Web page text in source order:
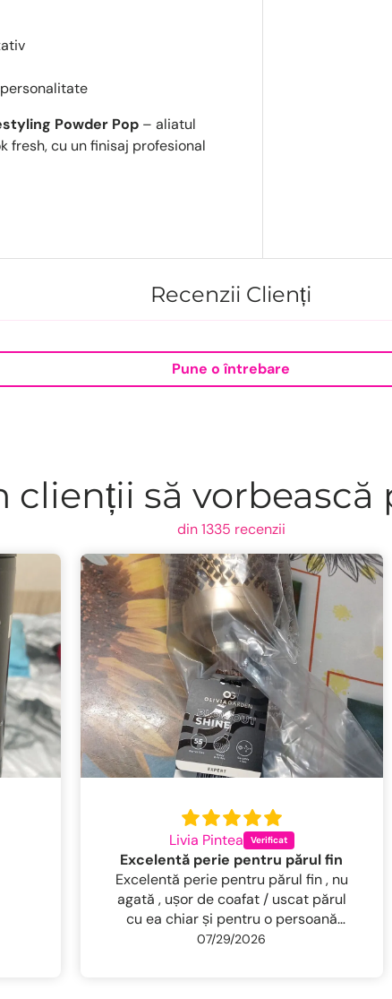
Powder Pop – aliatul
fresh, cu un finisaj profesional
Recenzii Clienți
Pune o întrebare
clienții să
din 1335 recenzii
Livia Pintea
Excelentă perie pentru părul fin
Excelentă perie pentru părul fin , nu
agată , ușor de coafat / uscat părul
cu ea chiar și pentru o persoană
neidemanatica . Părul rămâne lucios ,
07/29/2026